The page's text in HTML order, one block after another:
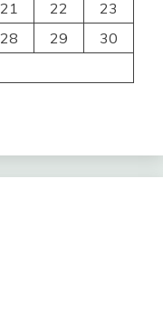
21 22
23
28 29
30